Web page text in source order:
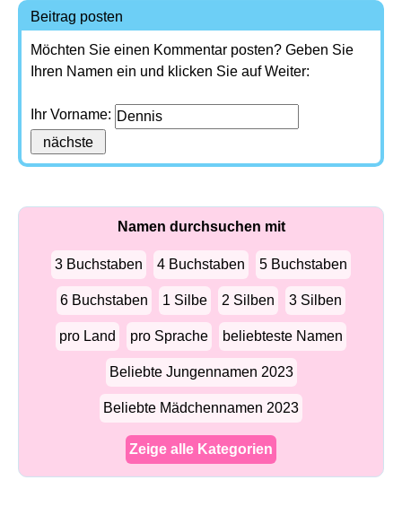
Beitrag posten
Möchten Sie einen Kommentar posten? Geben Sie
Ihren Namen ein und klicken Sie auf Weiter:
Ihr Vorname:
Namen durchsuchen mit
3 Buchstaben 4 Buchstaben 5 Buchstaben
6 Buchstaben 1 Silbe 2 Silben 3 Silben
pro Land pro Sprache beliebteste Namen
Beliebte Jungennamen 2023
Beliebte Mädchennamen 2023
Zeige alle Kategorien